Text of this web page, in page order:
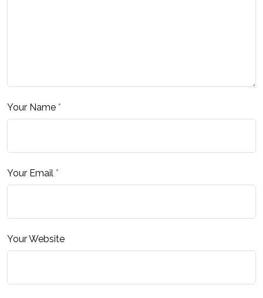
Your Name *
Your Email *
Your Website